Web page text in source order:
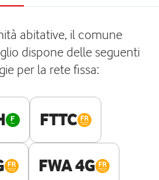
abitative, il comune
dispone delle seguenti
per la rete fissa:
FTTC
FWA 4G